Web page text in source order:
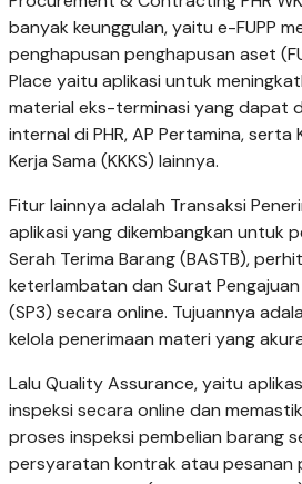
banyak keunggulan, yaitu e-FUPP
penghapusan penghapusan aset
Place yaitu aplikasi untuk
material eks-terminasi yang dapat
internal di PHR, AP Pertamina,
Kerja Sama (KKKS) lainnya.
Fitur lainnya adalah Transaksi
aplikasi yang dikembangkan untuk
Serah Terima Barang (BASTB),
keterlambatan dan Surat
(SP3) secara online. Tujuannya
kelola penerimaan materi yang
Lalu Quality Assurance, yaitu
inspeksi secara online dan
proses inspeksi pembelian barang
persyaratan kontrak atau pesanan